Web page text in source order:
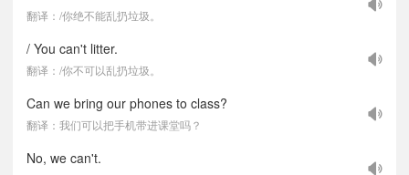
翻译：/你绝不能乱扔垃圾。
/ You can't litter.
翻译：/你不可以乱扔垃圾。
Can we bring our phones to class?
翻译：我们可以把手机带进课堂吗？
No, we can't.